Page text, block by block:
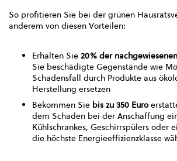
So profitieren Sie bei der grünen
anderem von diesen Vorteilen:
Erhalten Sie 20% der
Sie beschädigte Gegenstände wie
Schadensfall durch Produkte aus
Herstellung ersetzen
Bekommen Sie bis zu 350 Euro
dem Schaden bei der Anschaffung
Kühlschrankes, Geschirrspülers oder
die höchste Energieeffizienzklasse